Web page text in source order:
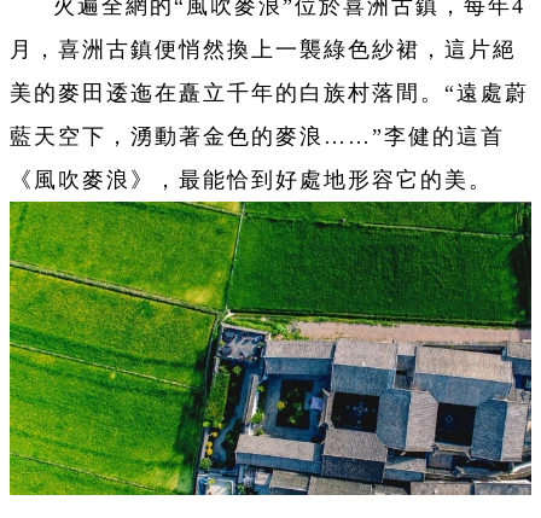
火遍全網的“ 風吹麥浪”位於喜洲古鎮， 每年4
月，喜洲古鎮便悄然換上一襲綠色紗裙，這片絕
美的麥田逶迤在矗立千年的白族村落間。“遠處蔚
藍天空下，湧動著金色的麥浪……”李健的這首
《風吹麥浪》，最能恰到好處地形容它的美。